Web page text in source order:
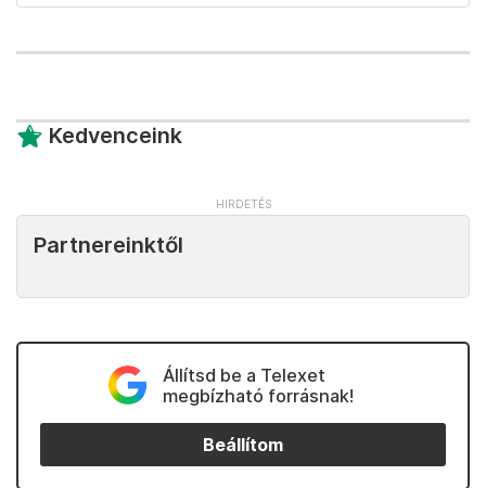
Kedvenceink
Partnereinktől
Állítsd be a Telexet
megbízható forrásnak!
Beállítom